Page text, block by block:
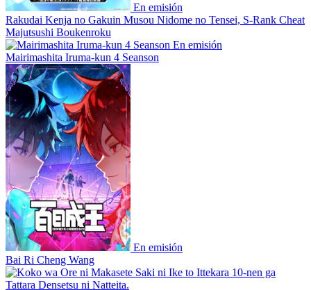
En emisión
Rakudai Kenja no Gakuin Musou Nidome no Tensei, S-Rank Cheat
Majutsushi Boukenroku
En emisión
Mairimashita Iruma-kun 4 Seanson
En emisión
Bai Ri Cheng Wang